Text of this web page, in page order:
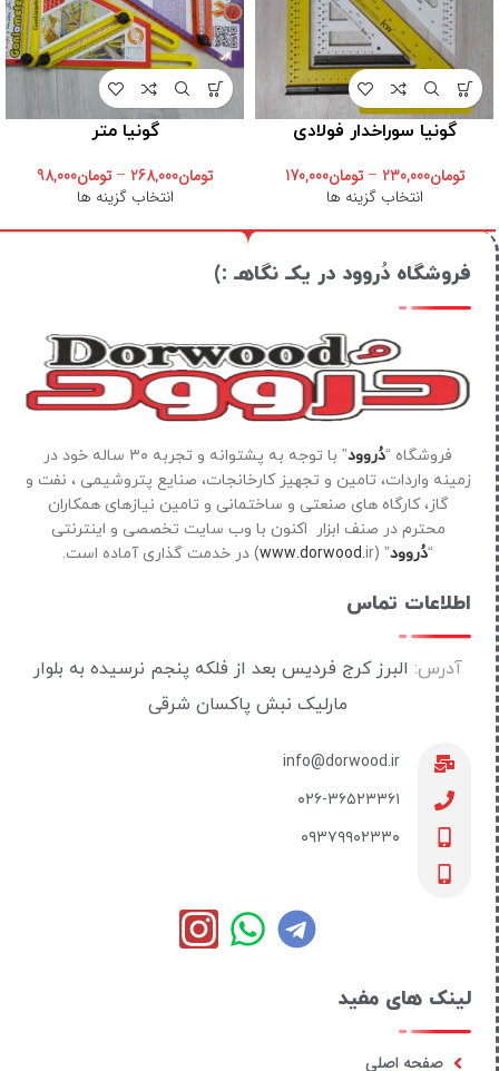
گونیا سوراخدار فولادی
تومان230,000
– تومان170,000
انتخاب گزینه ها
گونیا متر
تومان268,000
– تومان98,000
انتخاب گزینه ها
فروشگاه دُروود در یکـ نگاهـ :)
فروشگاه “دُروود
” با توجه به پشتوانه و تجربه ۳۰ ساله خود در
زمینه واردات، تامین و تجهیز کارخانجات، صنایع پتروشیمی ، نفت و
گاز، کارگاه های صنعتی و ساختمانی و تامین نیازهای همکاران
محترم در صنف ابزار اکنون با وب سایت تخصصی و اینترنتی
“دُروود” (
www.dorwood.ir) در خدمت گذاری آماده است.
اطلاعات تماس
آدرس: البرز کرج فردیس بعد از فلکه پنجم نرسیده به بلوار
مارلیک نبش پاکسان شرقی
info@dorwood.ir
۰۲۶-۳۶۵۲۳۳۶۱
۰۹۳۷۹۹۰۲۳۳۰
لینک های مفید
صفحه اصلی